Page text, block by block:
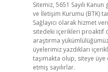
Sitemiz, 5651 Sayılı
ve İletişim Kurumu (BTK)
Sağlayıcı olarak hizmet
sitedeki içerikleri proaktif
araştırma
üyelerimiz yazdıkları
taşımakta olup, siteye
etmiş sayılırlar.